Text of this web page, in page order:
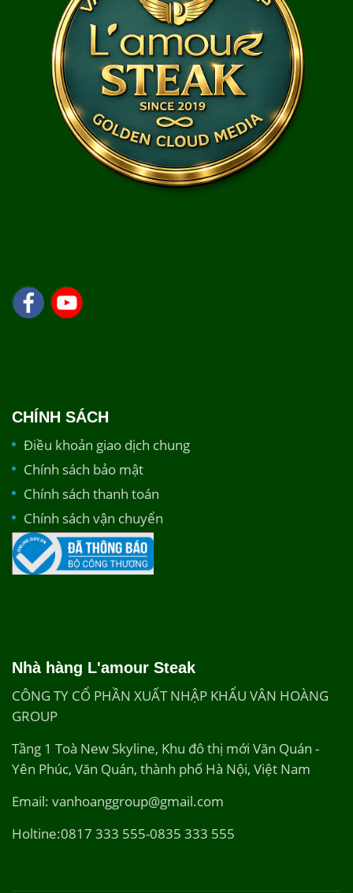
CHÍNH SÁCH
Điều khoản giao dịch chung
Chính sách bảo mật
Chính sách thanh toán
Chính sách vận chuyển
Nhà hàng L'amour Steak
CÔNG TY CỔ PHẦN XUẤT NHẬP KHẨU VÂN HOÀNG
GROUP
Tầng 1 Toà New Skyline, Khu đô thị mới Văn Quán -
Yên Phúc, Văn Quán, thành phố Hà Nội, Việt Nam
Email: vanhoanggroup@gmail.com
Holtine:0817 333 555-0835 333 555